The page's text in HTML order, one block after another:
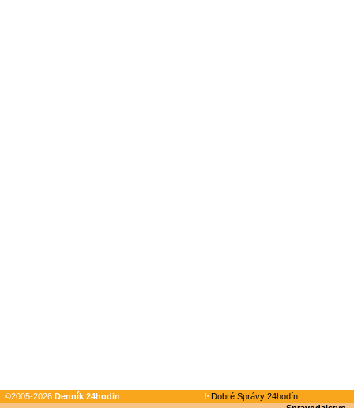
©2005-2026 Denník 24hodin
Dobré Správy 24hodín